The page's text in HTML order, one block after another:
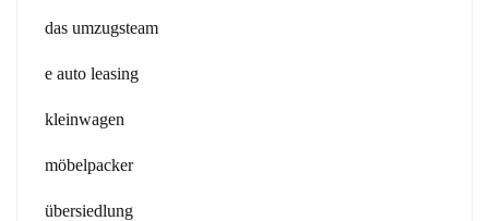
das umzugsteam
e auto leasing
kleinwagen
möbelpacker
übersiedlung